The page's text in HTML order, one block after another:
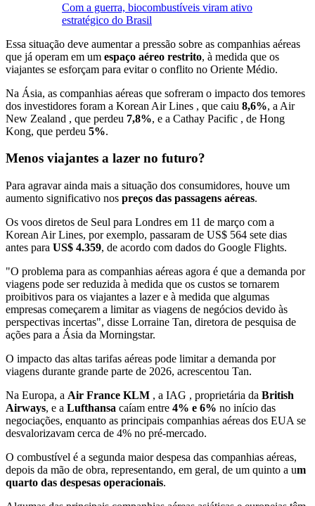
Com a guerra, biocombustíveis viram ativo
estratégico do Brasil
Essa situação deve aumentar a pressão sobre as companhias aéreas
que já operam em um espaço aéreo restrito, à medida que os
viajantes se esforçam para evitar o conflito no Oriente Médio.
Na Ásia, as companhias aéreas que sofreram o impacto dos temores
dos investidores foram a Korean Air Lines , que caiu 8,6%, a Air
New Zealand , que perdeu 7,8%, e a Cathay Pacific , de Hong
Kong, que perdeu 5%.
Menos viajantes a lazer no futuro?
Para agravar ainda mais a situação dos consumidores, houve um
aumento significativo nos preços das passagens aéreas.
Os voos diretos de Seul para Londres em 11 de março com a
Korean Air Lines, por exemplo, passaram de US$ 564 sete dias
antes para US$ 4.359, de acordo com dados do Google Flights.
"O problema para as companhias aéreas agora é que a demanda por
viagens pode ser reduzida à medida que os custos se tornarem
proibitivos para os viajantes a lazer e à medida que algumas
empresas começarem a limitar as viagens de negócios devido às
perspectivas incertas", disse Lorraine Tan, diretora de pesquisa de
ações para a Ásia da Morningstar.
O impacto das altas tarifas aéreas pode limitar a demanda por
viagens durante grande parte de 2026, acrescentou Tan.
Na Europa, a Air France KLM , a IAG , proprietária da British
Airways, e a Lufthansa caíam entre 4% e 6% no início das
negociações, enquanto as principais companhias aéreas dos EUA se
desvalorizavam cerca de 4% no pré-mercado.
O combustível é a segunda maior despesa das companhias aéreas,
depois da mão de obra, representando, em geral, de um quinto a um
quarto das despesas operacionais.